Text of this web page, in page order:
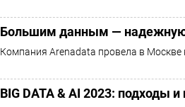
Большим данным — надежную
Компания Arenadata провела в
BIG DATA & AI 2023: подходы